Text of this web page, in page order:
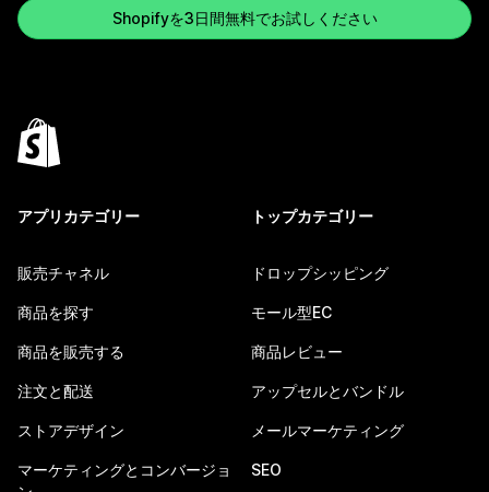
Shopifyを3日間無料でお試しください
アプリカテゴリー
販売チャネル
商品を探す
商品を販売する
注文と配送
ストアデザイン
マーケティングとコンバージョ
トップカテゴリー
ドロップシッピング
モール型EC
商品レビュー
アップセルとバンドル
メールマーケティング
SEO